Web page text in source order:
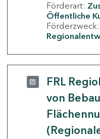
Förderart:
Öffentliche
Förderzweck:
FRL
von